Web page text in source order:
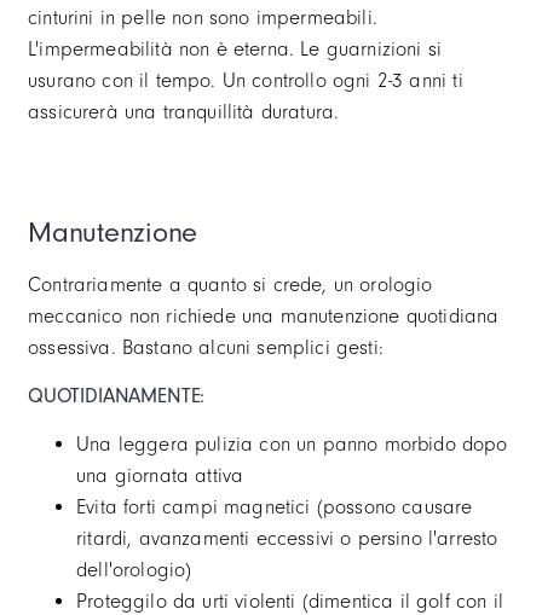
cinturini in pelle non sono impermeabili.
L'impermeabilità non è eterna. Le guarnizioni si
usurano con il tempo. Un controllo ogni 2-3 anni ti
assicurerà una tranquillità duratura.
Manutenzione
Contrariamente a quanto si crede, un orologio
meccanico non richiede una manutenzione quotidiana
ossessiva. Bastano alcuni semplici gesti:
QUOTIDIANAMENTE:
Una leggera pulizia con un panno morbido dopo
una giornata attiva
Evita forti campi magnetici (possono causare
ritardi, avanzamenti eccessivi o persino l'arresto
dell'orologio)
Proteggilo da urti violenti (dimentica il golf con il